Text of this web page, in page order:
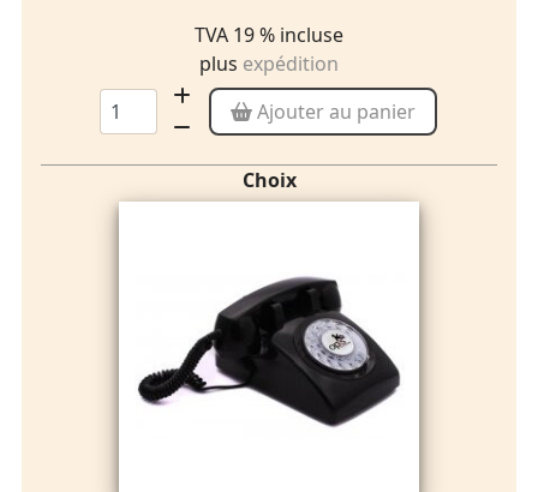
TVA 19 % incluse
plus expédition
Ajouter au panier
Choix